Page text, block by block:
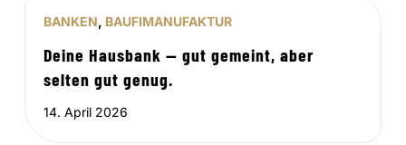
BANKEN, BAUFIMANUFAKTUR
Deine Hausbank — gut gemeint, aber
selten gut genug.
14. April 2026